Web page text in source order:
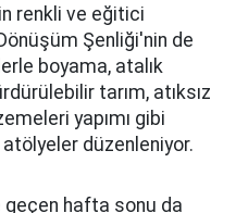
renkli ve eğitici
Şenliği'nin de
boyama, atalık
tarım, atıksız
yapımı gibi
düzenleniyor.
geçen hafta sonu da